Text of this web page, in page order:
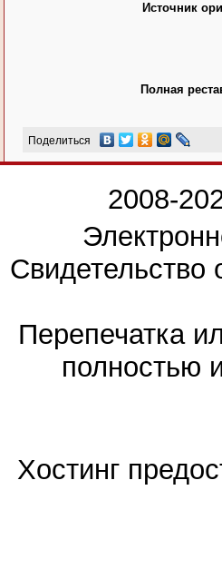
Источник
Полная
Поделиться
2008-
Перепечатка
полностью
Хостинг